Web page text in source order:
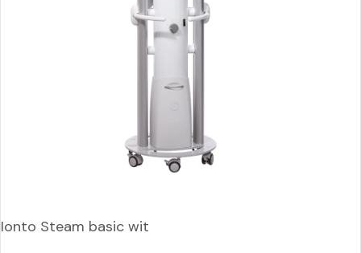
Ionto Steam basic wit